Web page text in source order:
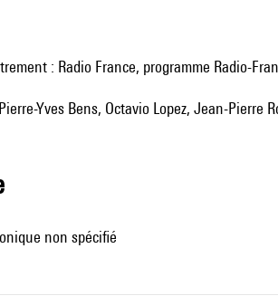
: Radio France, programme Radio-
Yves Bens, Octavio Lopez, Jean-Pierre
non spécifié